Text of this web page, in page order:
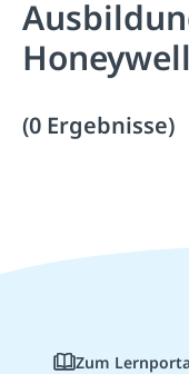
(0 Ergebnisse)
Zum